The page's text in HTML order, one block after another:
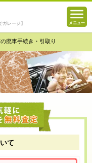
レージ】
廃車手続き・引取り
て